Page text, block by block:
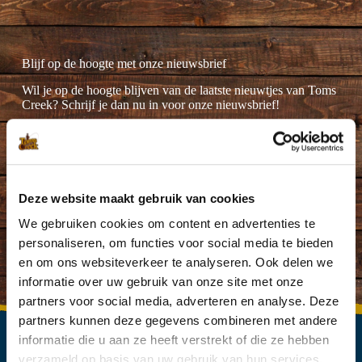
Deze website maakt gebruik van cookies
We gebruiken cookies om content en advertenties te
personaliseren, om functies voor social media te bieden
en om ons websiteverkeer te analyseren. Ook delen we
informatie over uw gebruik van onze site met onze
partners voor social media, adverteren en analyse. Deze
partners kunnen deze gegevens combineren met andere
informatie die u aan ze heeft verstrekt of die ze hebben
Blijf op de hoogte met onze nieuwsbrief
Wil je op de hoogte blijven van de laatste nieuwtjes van Toms
Creek? Schrijf je dan nu in voor onze nieuwsbrief!
Ik ga akkoord met deprivacyverklaring.(Vereist)